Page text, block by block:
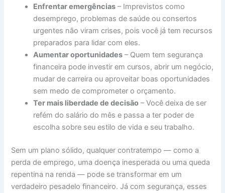
Enfrentar emergências – Imprevistos como
desemprego, problemas de saúde ou consertos
urgentes não viram crises, pois você já tem recursos
preparados para lidar com eles.
Aumentar oportunidades – Quem tem segurança
financeira pode investir em cursos, abrir um negócio,
mudar de carreira ou aproveitar boas oportunidades
sem medo de comprometer o orçamento.
Ter mais liberdade de decisão – Você deixa de ser
refém do salário do mês e passa a ter poder de
escolha sobre seu estilo de vida e seu trabalho.
Sem um plano sólido, qualquer contratempo — como a
perda de emprego, uma doença inesperada ou uma queda
repentina na renda — pode se transformar em um
verdadeiro pesadelo financeiro. Já com segurança, esses